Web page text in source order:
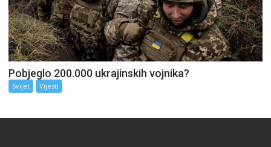
Pobjeglo 200.000 ukrajinskih vojnika?
Svijet Vijesti